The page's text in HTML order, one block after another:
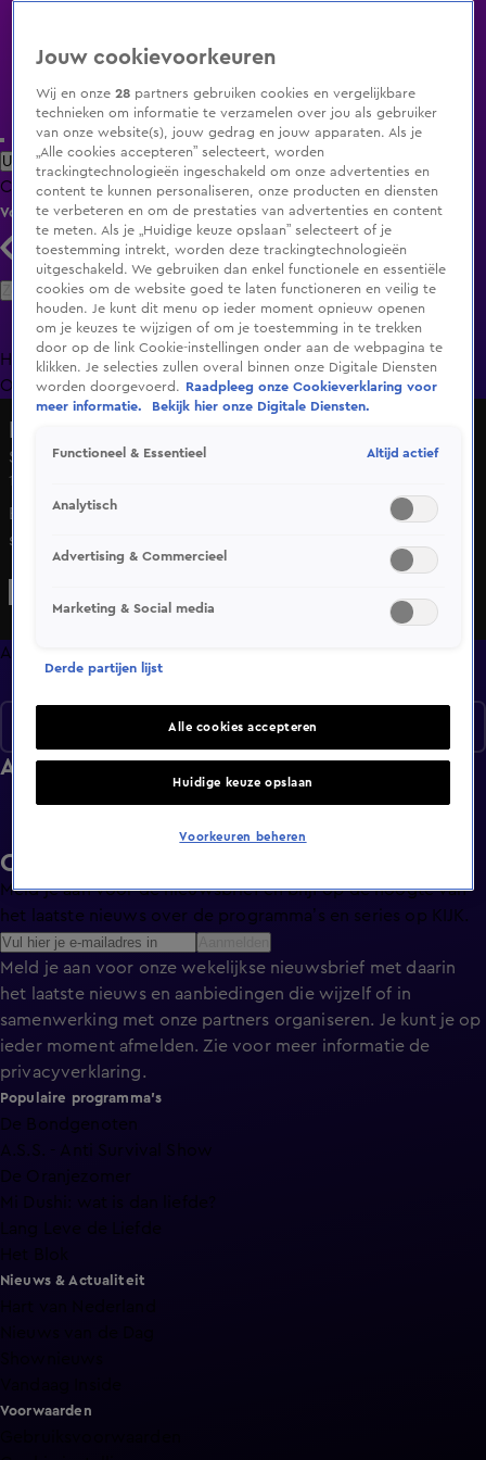
Uitzending Gemist Populaire programma's Zenders Genres
ClipsFilmsRadioSmart TV inlogShop
Volg KIJK
Zoeken
HomeUitzending Gemist Programma's De Bondgenoten
OranjezomerLivestreamsShop
Seizoen 2, aflevering 18
1 nov 2015, 13:30
Bekijk aflevering 18 van Beste deal van Nederland uit
seizoen 2 hier. Deze aflevering is uitgezonden op 1
november, 13:30 uur bij SBS6. Beste deal van Nederland is
Afleveringen
Afleveringen
Ontvang de KIJK-nieuwsbrief
Meld je aan voor de nieuwsbrief en blijf op de hoogte van
het laatste nieuws over de programma’s en series op KIJK.
Meld je aan voor onze wekelijkse nieuwsbrief met daarin
het laatste nieuws en aanbiedingen die wijzelf of in
samenwerking met onze partners organiseren. Je kunt je op
ieder moment afmelden. Zie voor meer informatie de
privacyverklaring.
Populaire programma's
De Bondgenoten
A.S.S. - Anti Survival Show
De Oranjezomer
Mi Dushi: wat is dan liefde?
Lang Leve de Liefde
Het Blok
Nieuws & Actualiteit
Voorwaarden
Jouw cookievoorkeuren
Wij en onze28 partners gebruiken cookies en vergelijkbare
technieken om informatie te verzamelen over jou als gebruiker
van onze website(s), jouw gedrag en jouw apparaten. Als je
„Alle cookies accepteren” selecteert, worden
trackingtechnologieën ingeschakeld om onze advertenties en
content te kunnen personaliseren, onze producten en diensten
te verbeteren en om de prestaties van advertenties en content
te meten. Als je „Huidige keuze opslaan” selecteert of je
toestemming intrekt, worden deze trackingtechnologieën
uitgeschakeld. We gebruiken dan enkel functionele en essentiële
cookies om de website goed te laten functioneren en veilig te
houden. Je kunt dit menu op ieder moment opnieuw openen
om je keuzes te wijzigen of om je toestemming in te trekken
door op de link Cookie-instellingen onder aan de webpagina te
klikken. Je selecties zullen overal binnen onze Digitale Diensten
worden doorgevoerd.
Raadpleeg onze Cookieverklaring voor
meer informatie.
Bekijk hier onze Digitale Diensten.
Functioneel & Essentieel Altijd actief
Analytisch
Advertising & Commercieel
Marketing & Social media
Derde partijen lijst
Alle cookies accepteren
Huidige keuze opslaan
Voorkeuren beheren